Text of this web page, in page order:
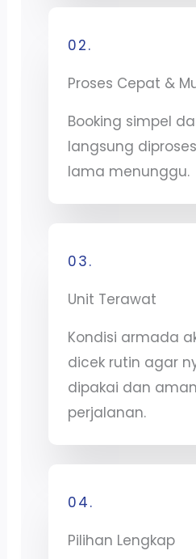
02.
Proses Cepat &
Booking simpel
langsung
lama menunggu.
03.
Unit Terawat
Kondisi armada
dicek rutin agar
dipakai dan
perjalanan.
04.
Pilihan Lengkap